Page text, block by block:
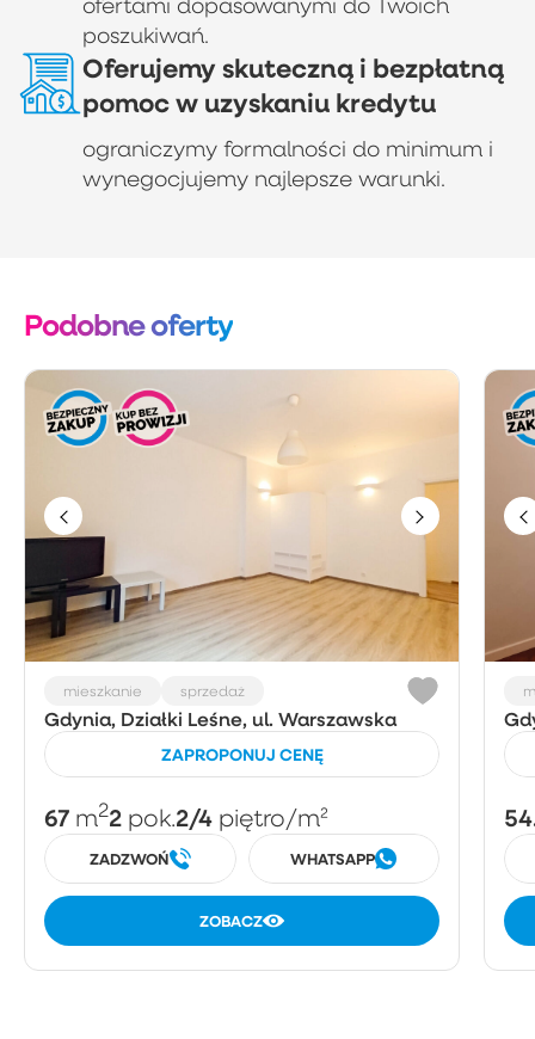
ofertami dopasowanymi do Twoich
poszukiwań.
Oferujemy skuteczną i bezpłatną
pomoc w uzyskaniu kredytu
ograniczymy formalności do minimum i
wynegocjujemy najlepsze warunki.
Podobne oferty
mieszkanie sprzedaż
Gdynia, Działki Leśne, ul. Warszawska
ZAPROPONUJ CENĘ
67 m22 pok.2/4 piętro/m²
ZADZWOŃ WHATSAPP
ZOBACZ